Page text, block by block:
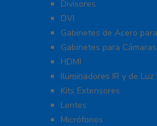
Divisores
DVI
Gabinetes de Acero
Gabinetes para Cámaras
HDMI
Iluminadores IR y de Luz
Kits Extensores
Lentes
Micrófonos